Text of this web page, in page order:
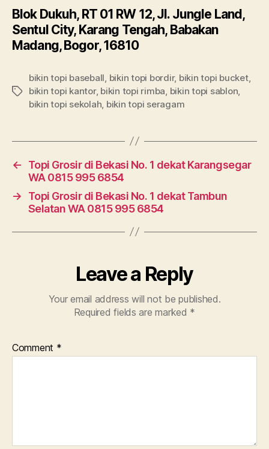
Blok Dukuh, RT 01 RW 12, Jl. Jungle Land,
Sentul City, Karang Tengah, Babakan
Madang, Bogor, 16810
Tags
bikin topi baseball bikin topi bordir, bikin topi bucket,
bikin topi kantor, bikin topi rimba bikin topi sablon
bikin topi sekolah bikin topi seragam
←
Topi Grosir di Bekasi No. 1 dekat Karangsegar
WA 0815 995 6854
→
Topi Grosir di Bekasi No. 1 dekat Tambun
Selatan WA 0815 995 6854
Leave a Reply
Your email address will not be published.
Required fields are marked *
Comment *